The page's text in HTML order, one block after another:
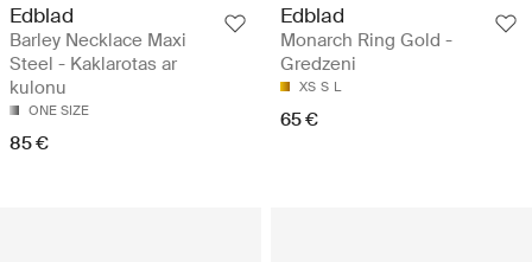
Edblad
Barley Necklace Maxi
Steel - Kaklarotas ar
kulonu
ONE SIZE
85 €
Edblad
Monarch Ring Gold -
Gredzeni
XS S L
65 €